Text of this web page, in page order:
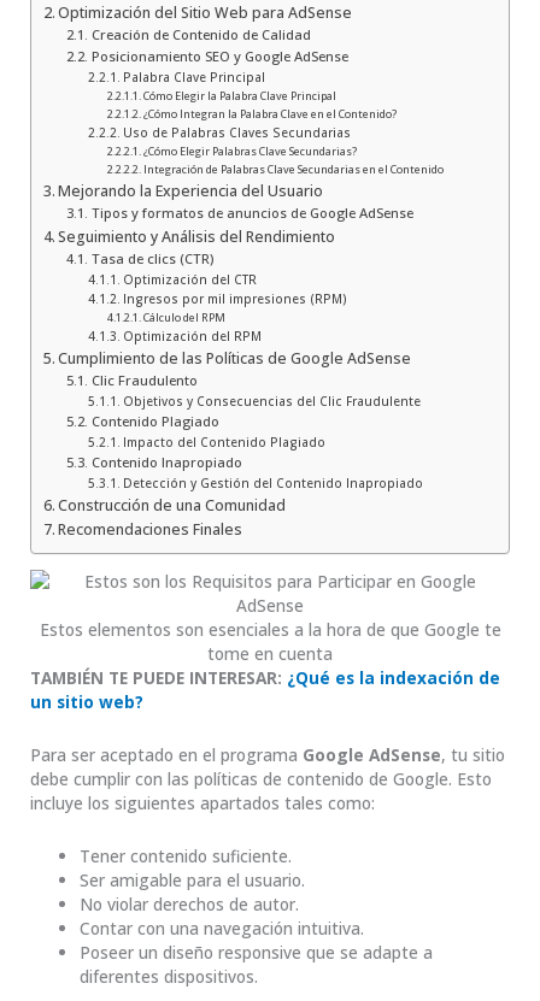
Optimización del Sitio Web para AdSense
Creación de Contenido de Calidad
Posicionamiento SEO y Google AdSense
Palabra Clave Principal
Cómo Elegir la Palabra Clave Principal
¿Cómo Integran la Palabra Clave en el Contenido?
Uso de Palabras Claves Secundarias
¿Cómo Elegir Palabras Clave Secundarias?
Integración de Palabras Clave Secundarias en el Contenido
Mejorando la Experiencia del Usuario
Tipos y formatos de anuncios de Google AdSense
Seguimiento y Análisis del Rendimiento
Tasa de clics (CTR)
Optimización del CTR
Ingresos por mil impresiones (RPM)
Cálculo del RPM
Optimización del RPM
Cumplimiento de las Políticas de Google AdSense
Clic Fraudulento
Objetivos y Consecuencias del Clic Fraudulente
Contenido Plagiado
Impacto del Contenido Plagiado
Contenido Inapropiado
Detección y Gestión del Contenido Inapropiado
Construcción de una Comunidad
Recomendaciones Finales
Estos elementos son esenciales a la hora de que Google te
tome en cuenta
TAMBIÉN TE PUEDE INTERESAR: ¿Qué es la indexación de
un sitio web?
Para ser aceptado en el programa Google AdSense, tu sitio
debe cumplir con las políticas de contenido de Google. Esto
incluye los siguientes apartados tales como:
Tener contenido suficiente.
Ser amigable para el usuario.
No violar derechos de autor.
Contar con una navegación intuitiva.
Poseer un diseño responsive que se adapte a
diferentes dispositivos.